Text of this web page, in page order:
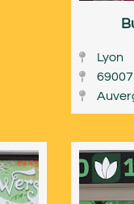
Lyon
69007